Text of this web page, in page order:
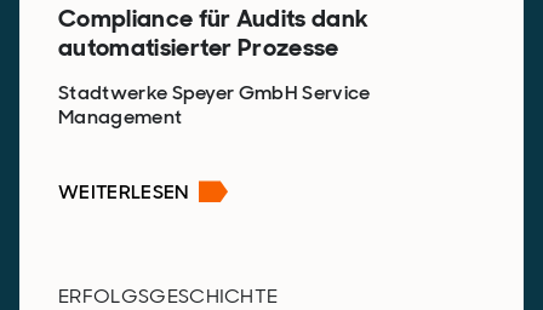
Compliance für Audits dank
automatisierter Prozesse
Stadtwerke Speyer GmbH Service
Management
WEITERLESEN
ERFOLGSGESCHICHTE